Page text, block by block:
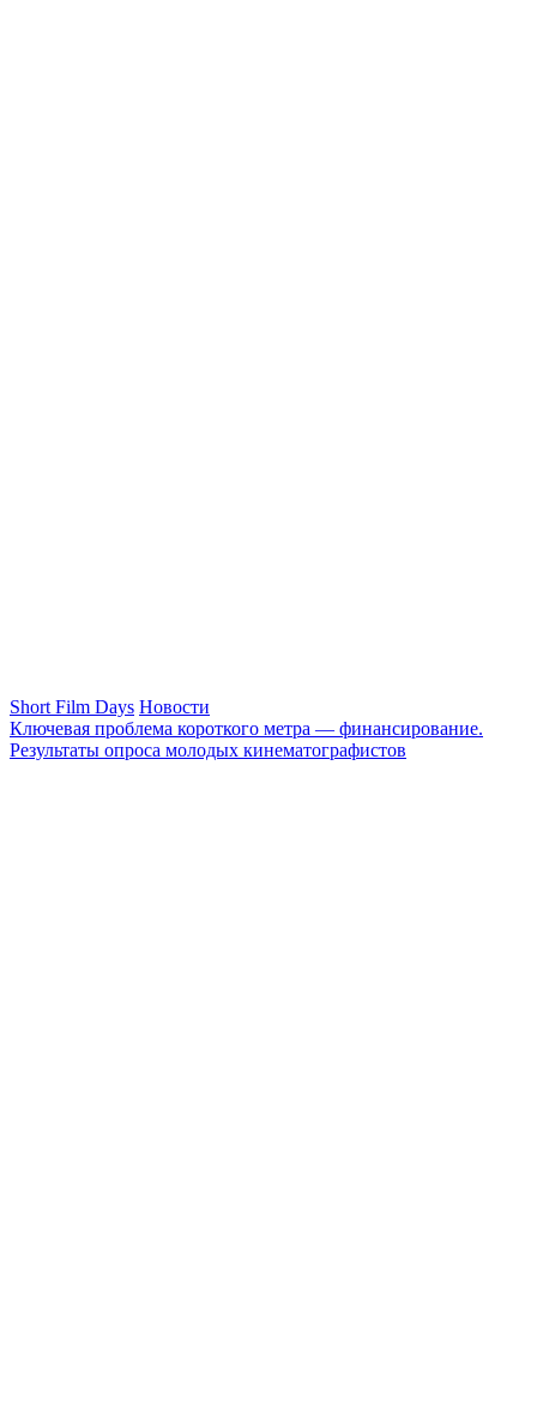
Short Film Days Новости
Ключевая проблема короткого метра — финансирование.
Результаты опроса молодых кинематографистов